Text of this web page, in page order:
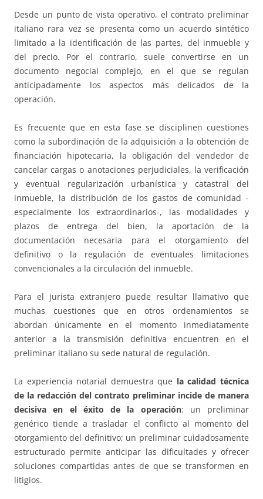
Desde un punto de vista operativo, el contrato preliminar
italiano rara vez se presenta como un acuerdo sintético
limitado a la identificación de las partes, del inmueble y
del precio. Por el contrario, suele convertirse en un
documento negocial complejo, en el que se regulan
anticipadamente los aspectos más delicados de la
operación.
Es frecuente que en esta fase se disciplinen cuestiones
como la subordinación de la adquisición a la obtención de
financiación hipotecaria, la obligación del vendedor de
cancelar cargas o anotaciones perjudiciales, la verificación
y eventual regularización urbanística y catastral del
inmueble, la distribución de los gastos de comunidad -
especialmente los extraordinarios-, las modalidades y
plazos de entrega del bien, la aportación de la
documentación necesaria para el otorgamiento del
definitivo o la regulación de eventuales limitaciones
convencionales a la circulación del inmueble.
Para el jurista extranjero puede resultar llamativo que
muchas cuestiones que en otros ordenamientos se
abordan únicamente en el momento inmediatamente
anterior a la transmisión definitiva encuentren en el
preliminar italiano su sede natural de regulación.
La experiencia notarial demuestra que la calidad técnica
de la redacción del contrato preliminar incide de manera
decisiva en el éxito de la operación: un preliminar
genérico tiende a trasladar el conflicto al momento del
otorgamiento del definitivo; un preliminar cuidadosamente
estructurado permite anticipar las dificultades y ofrecer
soluciones compartidas antes de que se transformen en
litigios.